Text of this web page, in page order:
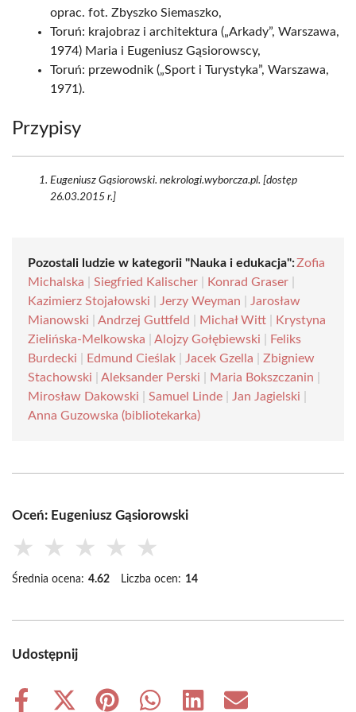
oprac. fot. Zbyszko Siemaszko,
Toruń: krajobraz i architektura („Arkady”, Warszawa,
1974) Maria i Eugeniusz Gąsiorowscy,
Toruń: przewodnik („Sport i Turystyka”, Warszawa,
1971).
Przypisy
Eugeniusz Gąsiorowski. nekrologi.wyborcza.pl. [dostęp
26.03.2015 r.]
Pozostali ludzie w kategorii "Nauka i edukacja":Zofia
Michalska
Siegfried Kalischer Konrad Graser
Kazimierz Stojałowski
Jerzy Weyman
Jarosław
Mianowski
Andrzej Guttfeld Michał Witt
Krystyna
Zielińska-Melkowska
Alojzy Gołębiewski
Feliks
Burdecki
Edmund Cieślak Jacek Gzella
Zbigniew
Stachowski
Aleksander Perski Maria Bokszczanin
Mirosław Dakowski
Samuel Linde Jan Jagielski
Anna Guzowska (bibliotekarka)
Oceń: Eugeniusz Gąsiorowski
★ ★ ★ ★ ★
Średnia ocena: 4.62 Liczba ocen: 14
Udostępnij
Share
Share
Share
Share
Share
Share